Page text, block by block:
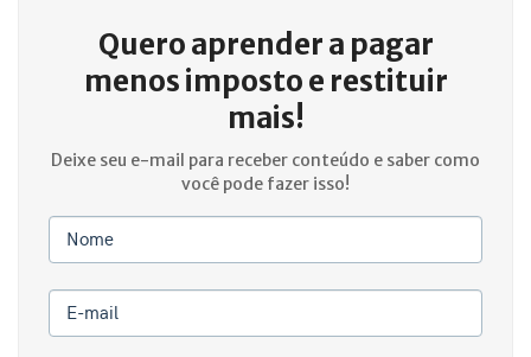
Quero aprender a pagar
menos imposto e restituir
mais!
Deixe seu e-mail para receber conteúdo e saber como
você pode fazer isso!
Nome
E-mail